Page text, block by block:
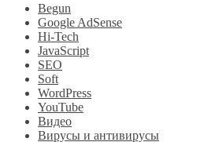
Begun
Google AdSense
Hi-Tech
JavaScript
SEO
Soft
WordPress
YouTube
Видео
Вирусы и антивирусы